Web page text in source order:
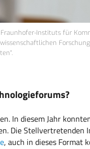
Instituts für
In diesem Jahr
Die
, auch in dieses Format